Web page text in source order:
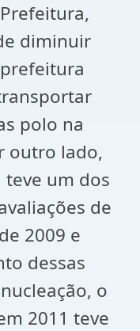
diminuir
polo na
outro lado,
um dos
de
2009 e
dessas
o
2011 teve